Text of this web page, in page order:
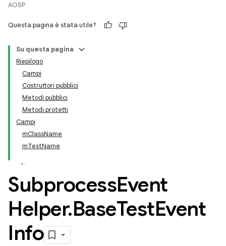
AOSP
Questa pagina è stata utile?
Su questa pagina
Riepilogo
Campi
Costruttori pubblici
Metodi pubblici
Metodi protetti
Campi
mClassName
mTestName
SubprocessEvent
Helper.BaseTestEvent
Info